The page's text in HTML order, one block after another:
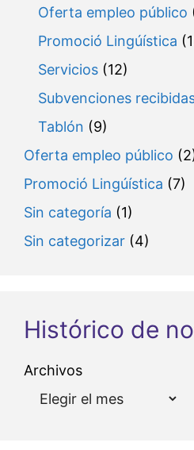
Oferta empleo público
Promoció Lingúística
Servicios (12)
Subvenciones
Tablón (9)
Oferta empleo público
Promoció Lingúística (7)
Sin categoría (1)
Sin categorizar (4)
Histórico de
Archivos